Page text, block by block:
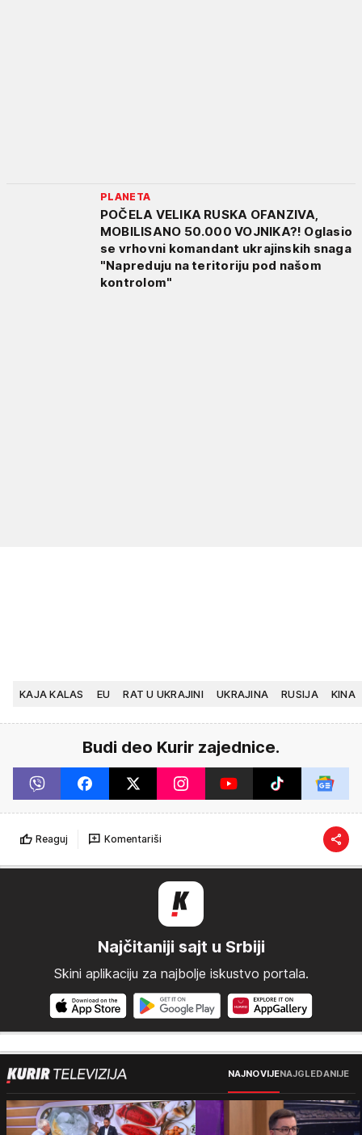
PLANETA
POČELA VELIKA RUSKA OFANZIVA,
MOBILISANO 50.000 VOJNIKA?! Oglasio
se vrhovni komandant ukrajinskih snaga
"Napreduju na teritoriju pod našom
kontrolom"
KAJA KALAS EU RAT U UKRAJINI UKRAJINA RUSIJA KINA
Budi deo Kurir zajednice.
Reaguj Komentariši
Najčitaniji sajt u Srbiji
Skini aplikaciju za najbolje iskustvo portala.
NAJNOVIJENAJGLEDANIJE